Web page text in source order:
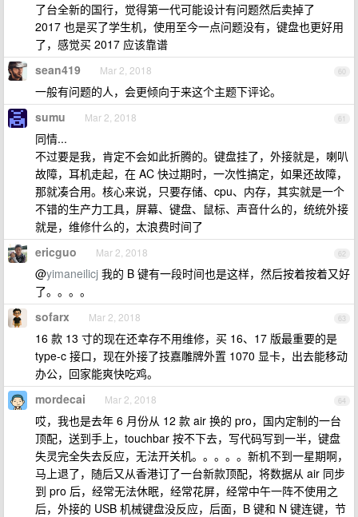
了台全新的国行，觉得第一代可能设计有问题然后卖掉了
2017 也是买了学生机，使用至今一点问题没有，键盘也更好用
了，感觉买 2017 应该靠谱
60
sean419 Mar 2, 2018
一般有问题的人，会更倾向于来这个主题下评论。
61
sumu Mar 2, 2018
同情...
不过要是我，肯定不会如此折腾的。键盘挂了，外接就是，喇叭
故障，耳机走起，在 AC 快过期时，一次性搞定，如果还故障，
那就凑合用。核心来说，只要存储、cpu、内存，其实就是一个
不错的生产力工具，屏幕、键盘、鼠标、声音什么的，统统外接
就是，维修什么的，太浪费时间了
62
ericguo Mar 2, 2018
@yimaneilicj 我的 B 键有一段时间也是这样，然后按着按着又好
了。。。。
63
sofarx Mar 2, 2018
16 款 13 寸的现在还幸存不用维修，买 16、17 版最重要的是
type-c 接口，现在外接了技嘉雕牌外置 1070 显卡，出去能移动
办公，回家能爽快吃鸡。
64
mordecai Mar 2, 2018
哎，我也是去年 6 月份从 12 款 air 换的 pro，国内定制的一台
顶配，送到手上，touchbar 按不下去，写代码写到一半，键盘
失灵完全失去反应，无法开关机。。。。。新机不到一星期啊，
马上退了，随后又从香港订了一台新款顶配，将数据从 air 同步
到 pro 后，经常无法休眠，经常花屏，经常中午一阵不使用之
后，外接的 USB 机械键盘没反应，后面，B 键和 N 键连键，节